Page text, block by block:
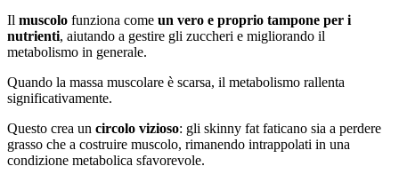
Il muscolo funziona come un vero e proprio tampone per i
nutrienti, aiutando a gestire gli zuccheri e migliorando il
metabolismo in generale.
Quando la massa muscolare è scarsa, il metabolismo rallenta
significativamente.
Questo crea un circolo vizioso: gli skinny fat faticano sia a perdere
grasso che a costruire muscolo, rimanendo intrappolati in una
condizione metabolica sfavorevole.